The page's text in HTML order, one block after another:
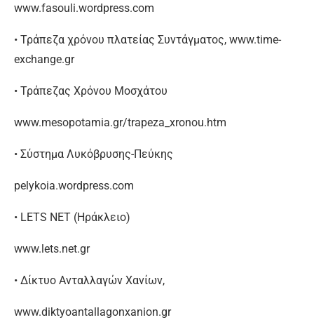
www.fasouli.wordpress.com
• Τράπεζα χρόνου πλατείας Συντάγματος, www.time-
exchange.gr
• Τράπεζας Χρόνου Μοσχάτου
www.mesopotamia.gr/trapeza_xronou.htm
• Σύστημα Λυκόβρυσης-Πεύκης
pelykoia.wordpress.com
• LETS NET (Ηράκλειο)
www.lets.net.gr
• Δίκτυο Ανταλλαγών Χανίων,
www.diktyoantallagonxanion.gr